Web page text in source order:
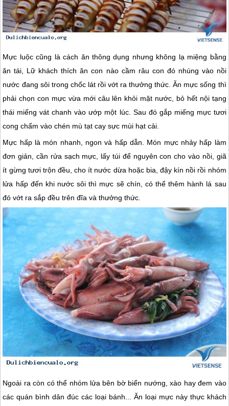
Mực luộc cũng là cách ăn thông dụng nhưng không lạ miệng bằng
ăn tái, Lữ khách thích ăn con nào cầm râu con đó nhúng vào nồi
nước đang sôi trong chốc lát rồi vớt ra thưởng thức. Ăn mực sống thì
phải chọn con mực vừa mới câu lên khỏi mặt nước, bỏ hết nội tạng
thái miếng vát chanh vào ướp một lúc. Sau đó gắp miếng mực tươi
cong chấm vào chén mù tạt cay sực mùi hạt cải.
Mực hấp là món nhanh, ngon và hấp dẫn. Món mực nhảy hấp làm
đơn giản, cần rửa sạch mực, lấy túi để nguyên con cho vào nồi, giã
ít gừng tươi trộn đều, cho ít nước dừa hoặc bia, đậy kín nồi rồi nhóm
lửa hấp đến khi nước sôi thì mực sẽ chín, có thể thêm hành lá sau
đó vớt ra sắp đều trên đĩa và thưởng thức.
Ngoài ra còn có thể nhóm lửa bên bờ biển nướng, xào hay đem vào
các quán bình dân đúc các loại bánh... Ăn loại mực này thực khách